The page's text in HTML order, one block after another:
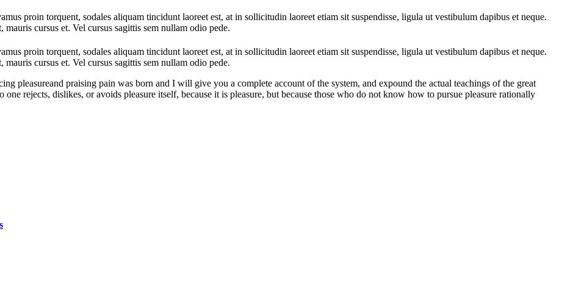
proin torquent, sodales aliquam tincidunt laoreet est, at in sollicitudin laoreet etiam sit suspendisse, ligula ut vestibulum dapibus et neque.
cursus et. Vel cursus sagittis sem nullam odio pede.
proin torquent, sodales aliquam tincidunt laoreet est, at in sollicitudin laoreet etiam sit suspendisse, ligula ut vestibulum dapibus et neque.
cursus et. Vel cursus sagittis sem nullam odio pede.
pleasureand praising pain was born and I will give you a complete account of the system, and expound the actual teachings of the great
rejects, dislikes, or avoids pleasure itself, because it is pleasure, but because those who do not know how to pursue pleasure rationally